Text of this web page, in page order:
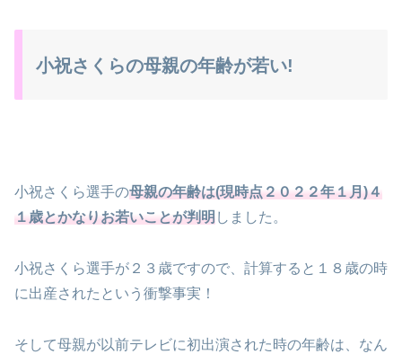
小祝さくらの母親の年齢が若い!
小祝さくら選手の母親の年齢は(現時点２０２２年１月)４
１歳とかなりお若いことが判明しました。
小祝さくら選手が２３歳ですので、計算すると１８歳の時
に出産されたという衝撃事実！
そして母親が以前テレビに初出演された時の年齢は、なん